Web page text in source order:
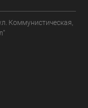
Коммунистическая,